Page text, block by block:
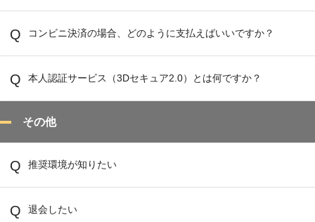
コンビニ決済の場合、どのように支払えばいいですか？
本人認証サービス（3Dセキュア2.0）とは何ですか？
その他
推奨環境が知りたい
退会したい